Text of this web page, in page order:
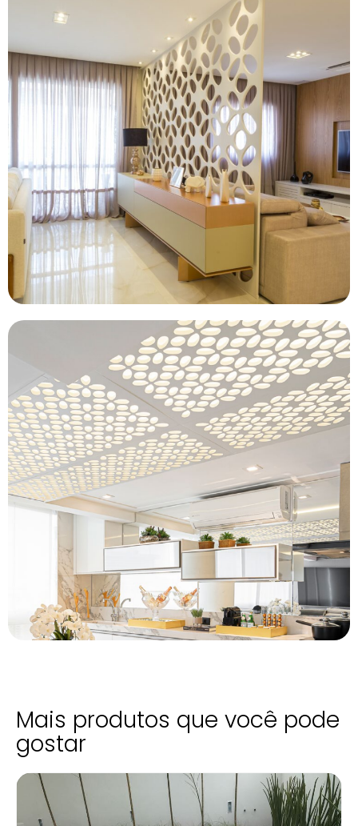
Mais produtos que você pode
gostar